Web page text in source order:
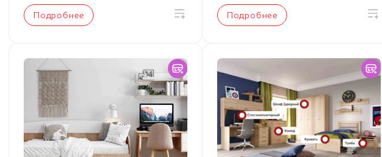
Подробнее Подробнее